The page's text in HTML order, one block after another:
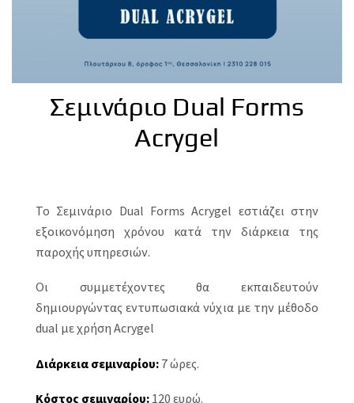
Σεμινάριο Dual Forms
Acrygel
Το Σεμινάριο Dual Forms Acrygel εστιάζει στην
εξοικονόμηση χρόνου κατά την διάρκεια της
παροχής υπηρεσιών.
Οι συμμετέχοντες θα εκπαιδευτούν
δημιουργώντας εντυπωσιακά νύχια με την μέθοδο
dual με χρήση Acrygel
Διάρκεια σεμιναρίου: 7 ώρες.
Κόστος σεμιναρίου: 120 ευρώ.